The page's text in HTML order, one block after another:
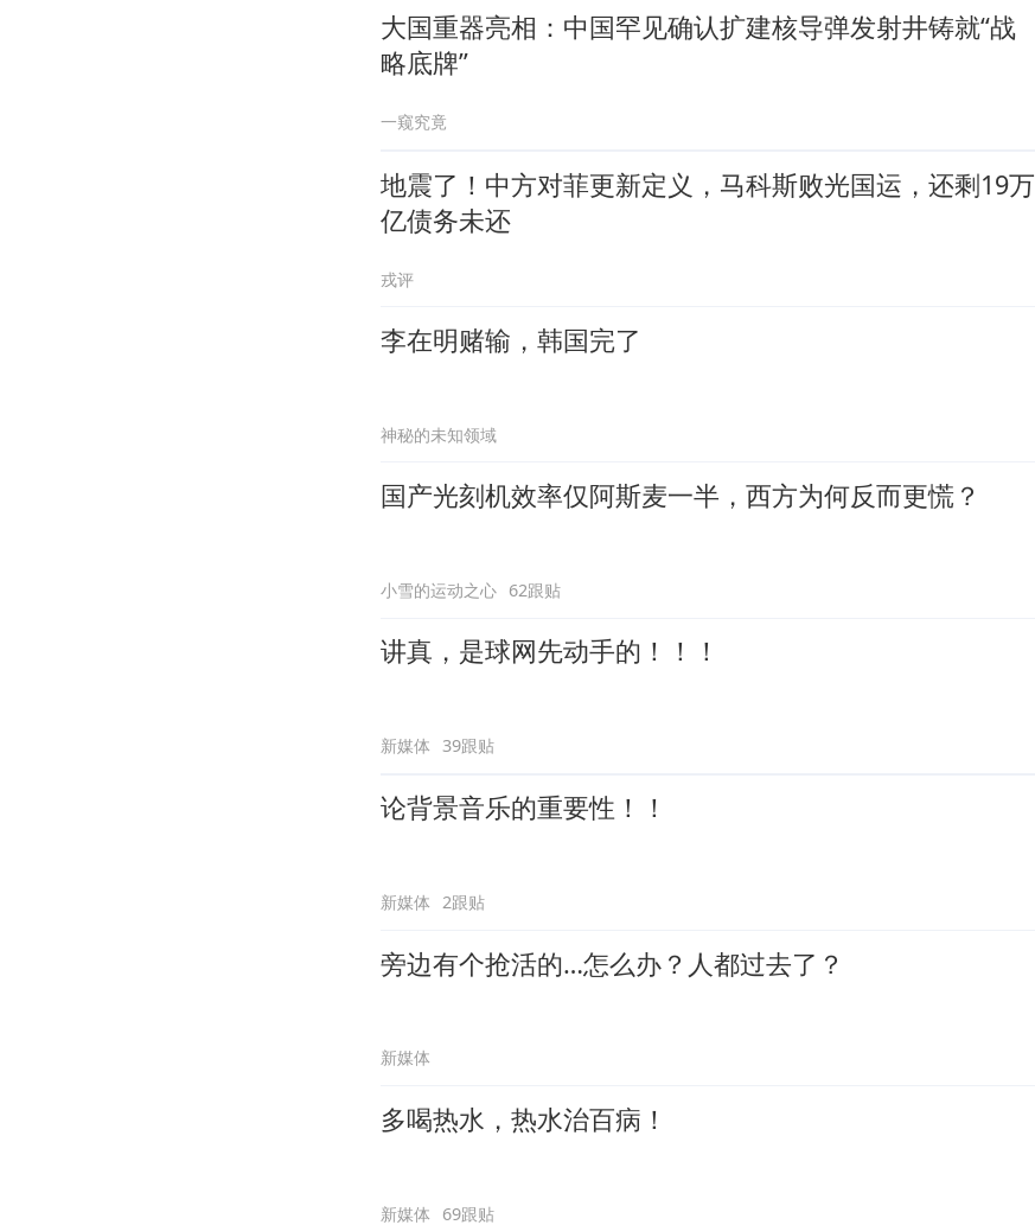
大国重器亮相：中国罕见确认扩建核导弹发射井铸就“战
略底牌”
一窥究竟
地震了！中方对菲更新定义，马科斯败光国运，还剩19万
亿债务未还
戎评
李在明赌输，韩国完了
神秘的未知领域
国产光刻机效率仅阿斯麦一半，西方为何反而更慌？
小雪的运动之心 62跟贴
讲真，是球网先动手的！！！
新媒体 39跟贴
论背景音乐的重要性！！
新媒体 2跟贴
旁边有个抢活的…怎么办？人都过去了？
新媒体
多喝热水，热水治百病！
新媒体 69跟贴